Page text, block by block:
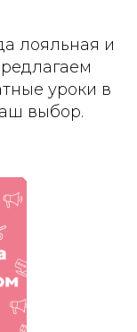
лояльная и
уроки в
выбор.